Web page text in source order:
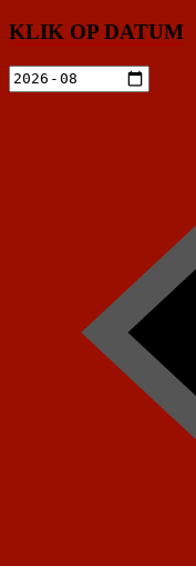
KLIK OP DATUM